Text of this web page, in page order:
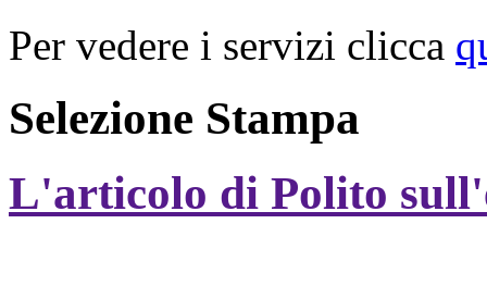
Per vedere i servizi clicca
Selezione Stampa
L'articolo di Polito